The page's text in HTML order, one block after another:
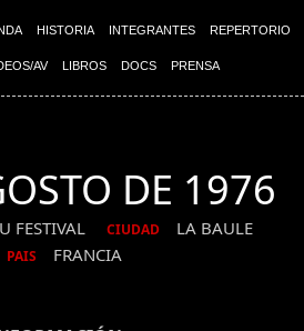
HISTORIA INTEGRANTES REPERTORIO
AV LIBROS DOCS PRENSA
DE 1976
FESTIVAL CIUDAD LA BAULE
PAIS FRANCIA